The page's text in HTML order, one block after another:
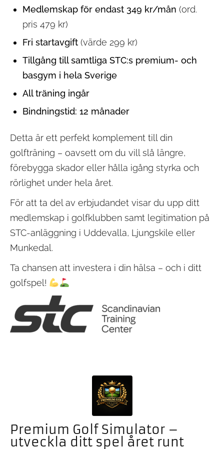
Medlemskap för endast 349 kr/mån (ord.
pris 479 kr)
Fri startavgift (värde 299 kr)
Tillgång till samtliga STC:s premium- och
basgym i hela Sverige
All träning ingår
Bindningstid: 12 månader
Detta är ett perfekt komplement till din
golfträning – oavsett om du vill slå längre,
förebygga skador eller hålla igång styrka och
rörlighet under hela året.
För att ta del av erbjudandet visar du upp ditt
medlemskap i golfklubben samt legitimation på
STC-anläggning i Uddevalla, Ljungskile eller
Munkedal.
Ta chansen att investera i din hälsa – och i ditt
golfspel!
Premium Golf Simulator –
utveckla ditt spel året runt